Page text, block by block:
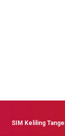
SIM Keliling